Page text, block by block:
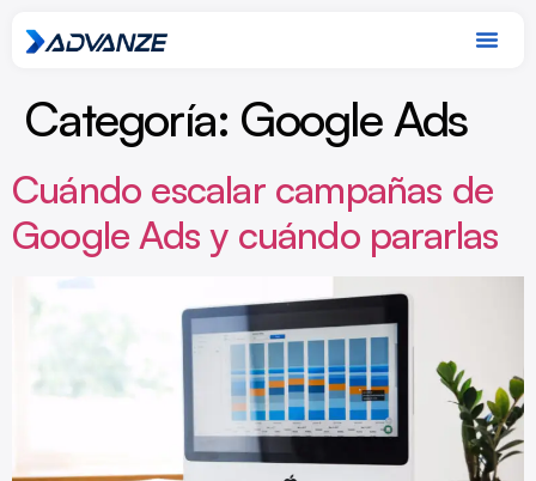
Categoría: Google Ads
Cuándo escalar campañas de
Google Ads y cuándo pararlas